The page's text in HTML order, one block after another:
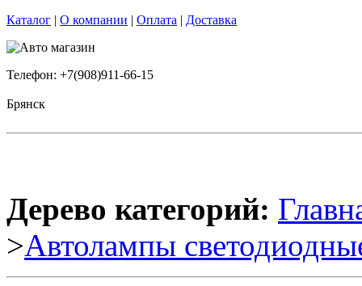
Каталог | О компании | Оплата | Доставка
Телефон: +7(908)911-66-15
Брянск
Дерево категорий:
>Автолампы